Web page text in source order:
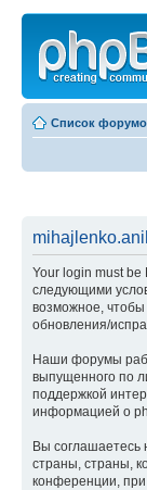
Список
Your login must
следующими
возможное, чтобы
обновления/
Наши форумы
выпущенного по
поддержкой
информацией о
Вы соглашаетесь
страны, страны,
конференции, при